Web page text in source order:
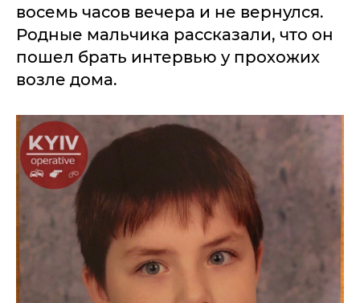
восемь часов вечера и не вернулся.
Родные мальчика рассказали, что он
пошел брать интервью у прохожих
возле дома.